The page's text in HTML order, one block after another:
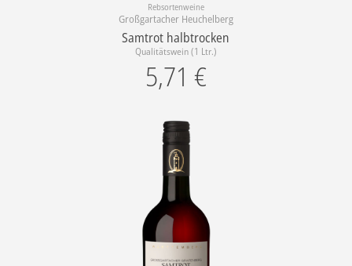
Rebsortenweine
Großgartacher Heuchelberg
Samtrot halbtrocken
Qualitätswein (1 Ltr.)
5,71 €